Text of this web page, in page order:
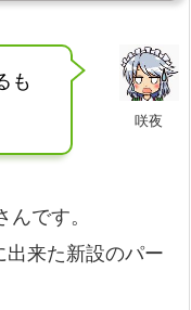
咲夜
も
です。
出来た新設のパー